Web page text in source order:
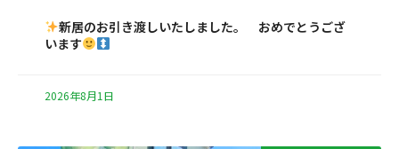
新居のお引き渡しいたしました。 おめでとうござ
います
2026年8月1日